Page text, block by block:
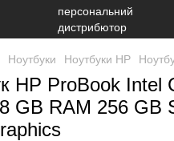
Ноутбуки Ноутбуки HP
HP ProBook Intel
GB RAM 256 GB